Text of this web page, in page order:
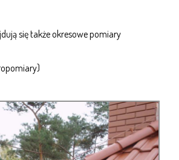
się także okresowe pomiary